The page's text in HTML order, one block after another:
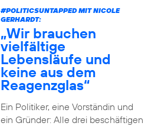
#POLITICSUNTAPPEDMIT NICOLE
GERHARDT:
„Wir brauchen
vielfältige
Lebensläufe und
keine aus dem
Reagenzglas“
Ein Politiker, eine Vorständin und
ein Gründer: Alle drei beschäftigen